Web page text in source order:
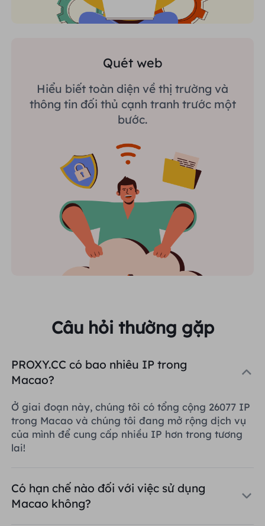
Quét web
Hiểu biết toàn diện về thị trường và
thông tin đối thủ cạnh tranh trước một
bước.
Câu hỏi thường gặp
PROXY.CC có bao nhiêu IP trong
Macao?
Ở giai đoạn này, chúng tôi có tổng cộng 26077 IP
trong Macao và chúng tôi đang mở rộng dịch vụ
của mình để cung cấp nhiều IP hơn trong tương
lai!
Có hạn chế nào đối với việc sử dụng
Macao không?